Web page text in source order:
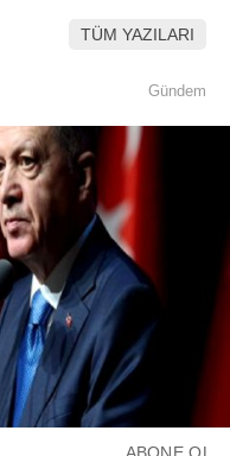
WhatsApp İhbar Hattı
Facebook
Instagram
TÜM YAZILARI
Gündem